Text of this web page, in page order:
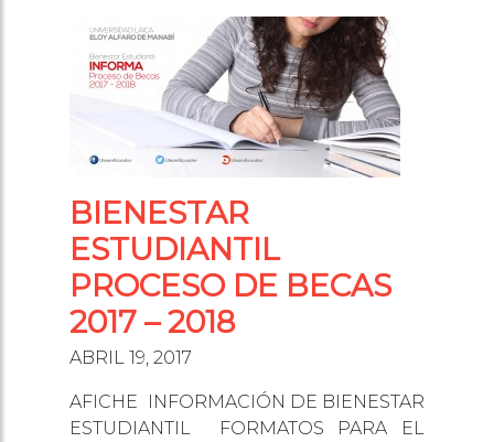
BIENESTAR
ESTUDIANTIL
PROCESO DE BECAS
2017 – 2018
ABRIL 19, 2017
AFICHE INFORMACIÓN DE BIENESTAR
ESTUDIANTIL FORMATOS PARA EL